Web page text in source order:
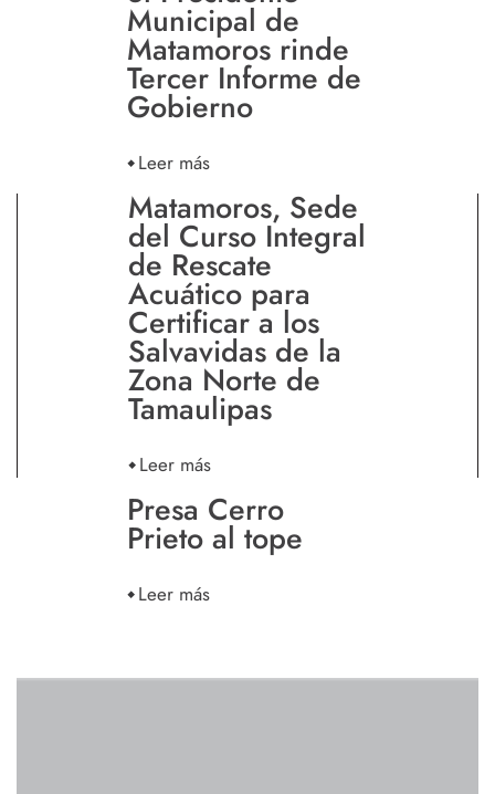
Municipal de
Matamoros rinde
Tercer Informe de
Gobierno
Leer más
Matamoros, Sede
del Curso Integral
de Rescate
Acuático para
Certificar a los
Salvavidas de la
Zona Norte de
Tamaulipas
Leer más
Presa Cerro
Prieto al tope
Leer más